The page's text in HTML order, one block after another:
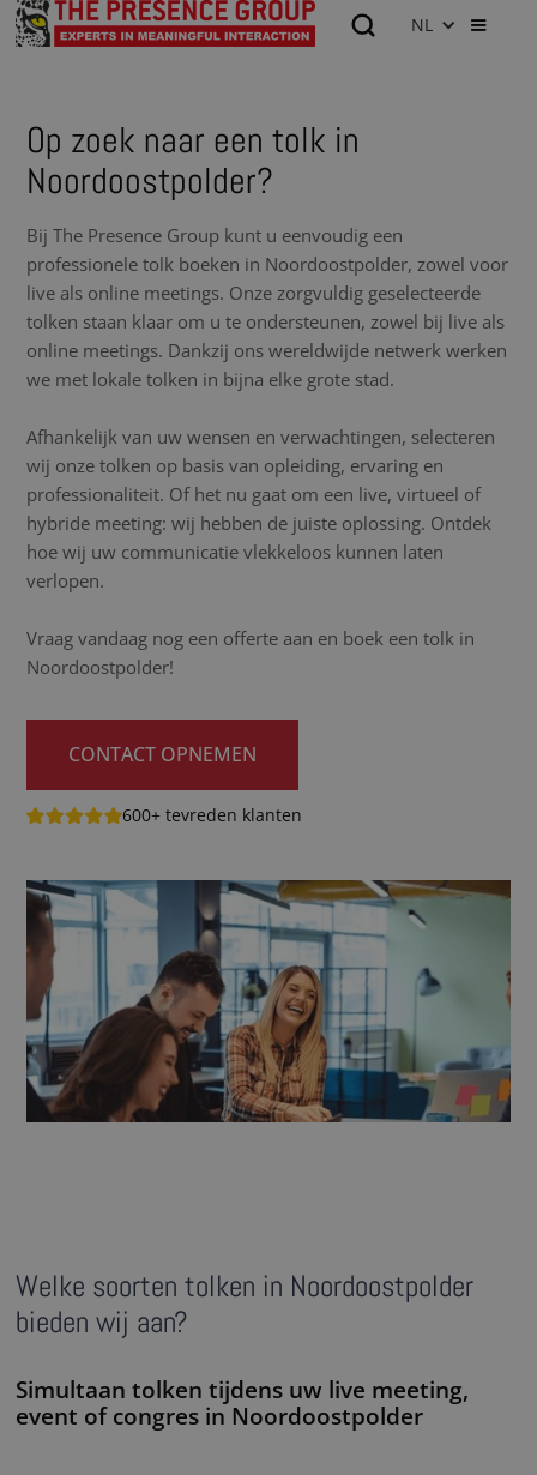
NL
Op zoek naar een tolk in
Noordoostpolder?
Bij The Presence Group kunt u eenvoudig een
professionele tolk boeken in Noordoostpolder, zowel voor
live als online meetings. Onze zorgvuldig geselecteerde
tolken staan klaar om u te ondersteunen, zowel bij live als
online meetings. Dankzij ons wereldwijde netwerk werken
we met lokale tolken in bijna elke grote stad.
Afhankelijk van uw wensen en verwachtingen, selecteren
wij onze tolken op basis van opleiding, ervaring en
professionaliteit. Of het nu gaat om een live, virtueel of
hybride meeting: wij hebben de juiste oplossing. Ontdek
hoe wij uw communicatie vlekkeloos kunnen laten
verlopen.
Vraag vandaag nog een offerte aan en boek een tolk in
Noordoostpolder!
CONTACT OPNEMEN
600+ tevreden klanten
Welke soorten tolken in Noordoostpolder
bieden wij aan?
Simultaan tolken tijdens uw live meeting,
event of congres in Noordoostpolder